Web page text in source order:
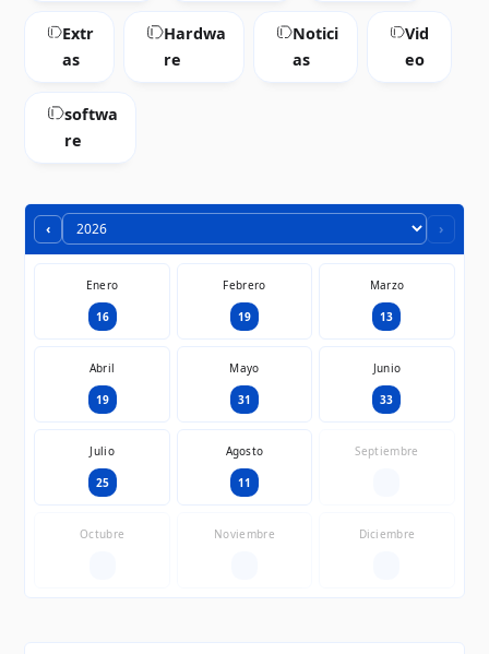
Extr
as
Hardwa
re
Notici
as
Vid
eo
softwa
re
‹ ›
Enero
16
Febrero
19
Marzo
13
Abril
19
Mayo
31
Junio
33
Julio
25
Agosto
11
Septiembre
Octubre Noviembre Diciembre